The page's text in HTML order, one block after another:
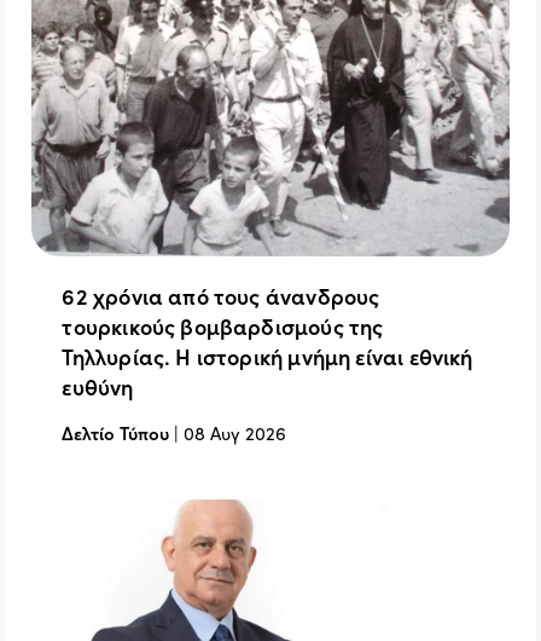
62 χρόνια από τους άνανδρους
τουρκικούς βομβαρδισμούς της
Τηλλυρίας. Η ιστορική μνήμη είναι εθνική
ευθύνη
Δελτίο Τύπου |08 Αυγ 2026